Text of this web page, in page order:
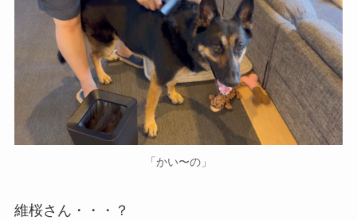
「かい〜の」
維桜さん・・・？